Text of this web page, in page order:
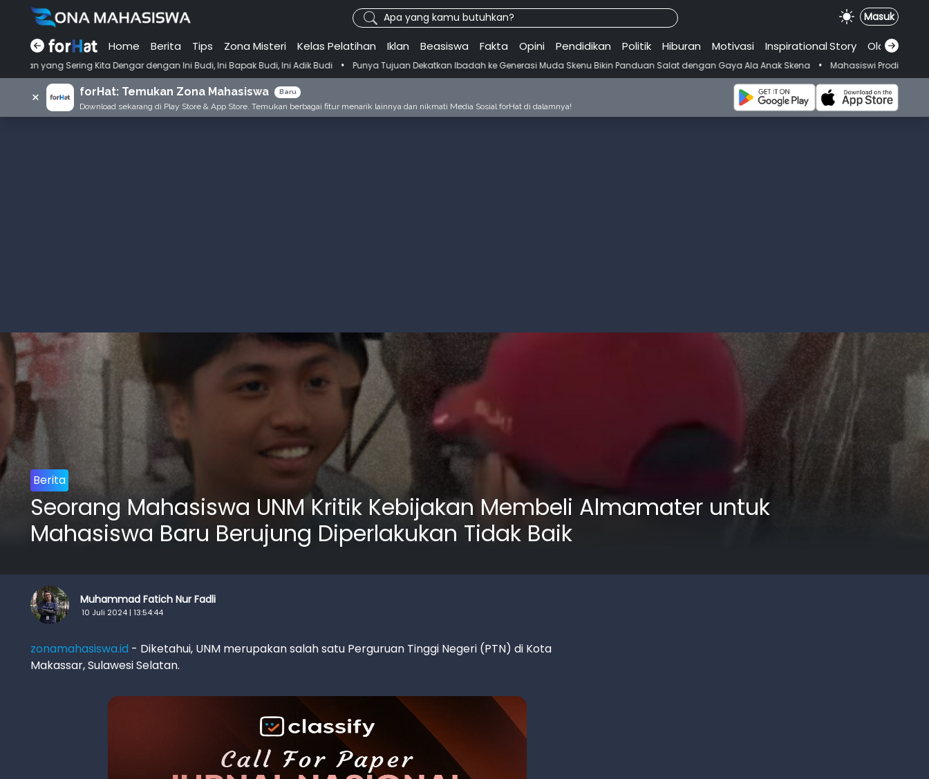
Apa yang kamu butuhkan? Masuk
Home Berita Tips Zona Misteri Kelas Pelatihan Iklan Beasiswa Fakta Opini Pendidikan Politik Hiburan Motivasi Inspirational.Story Olahraga
Kita Dengar dengan Ini Budi, Ini Bapak Budi, Ini Adik Budi • Punya Tujuan Dekatkan Ibadah ke Generasi Muda Skenu Bikin Panduan Salat dengan Gaya Ala Anak Skena • Mahasiswi Prodi FKM-Undana Diduga
× forHat: Temukan Zona Mahasiswa Baru
Download sekarang di Play Store & App Store. Temukan berbagai fitur menarik lainnya dan nikmati Media Sosial forHat di dalamnya!
Berita
Seorang Mahasiswa UNM Kritik Kebijakan Membeli Almamater untuk
Mahasiswa Baru Berujung Diperlakukan Tidak Baik
Muhammad Fatich Nur Fadli
10 Juli 2024 | 13:54:44
zonamahasiswa.id - Diketahui, UNM merupakan salah satu Perguruan Tinggi Negeri (PTN) di Kota
Makassar, Sulawesi Selatan.